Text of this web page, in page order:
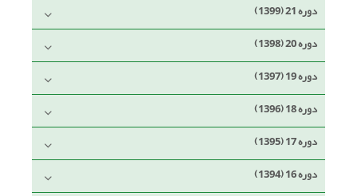
دوره 21 (1399)
دوره 20 (1398)
دوره 19 (1397)
دوره 18 (1396)
دوره 17 (1395)
دوره 16 (1394)